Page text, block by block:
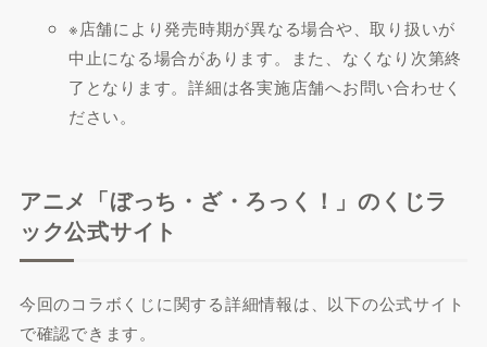
※店舗により発売時期が異なる場合や、取り扱いが
中止になる場合があります。また、なくなり次第終
了となります。詳細は各実施店舗へお問い合わせく
ださい。
アニメ「ぼっち・ざ・ろっく！」のくじラ
ック公式サイト
今回のコラボくじに関する詳細情報は、以下の公式サイト
で確認できます。